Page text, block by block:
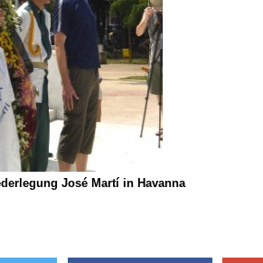
José Martí in Havanna